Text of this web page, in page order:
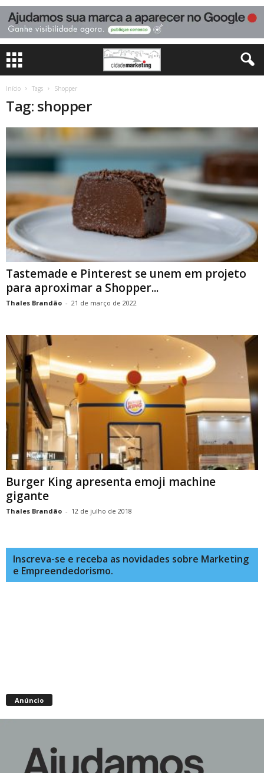
Início Tags Shopper
Tag: shopper
Tastemade e Pinterest se unem em projeto
para aproximar a Shopper...
Thales Brandão - 21 de março de 2022
Burger King apresenta emoji machine
gigante
Thales Brandão - 12 de julho de 2018
Inscreva-se e receba as novidades sobre Marketing
e Empreendedorismo.
Anúncio